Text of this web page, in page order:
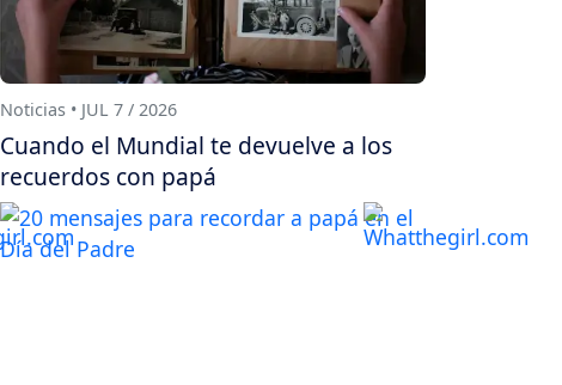
Noticias • JUL 7 / 2026
Cuando el Mundial te devuelve a los
recuerdos con papá